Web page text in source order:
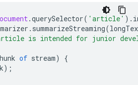
.querySelector( 'article' ).
. summarizeStreaming(
is intended for junior
of stream)
{
);